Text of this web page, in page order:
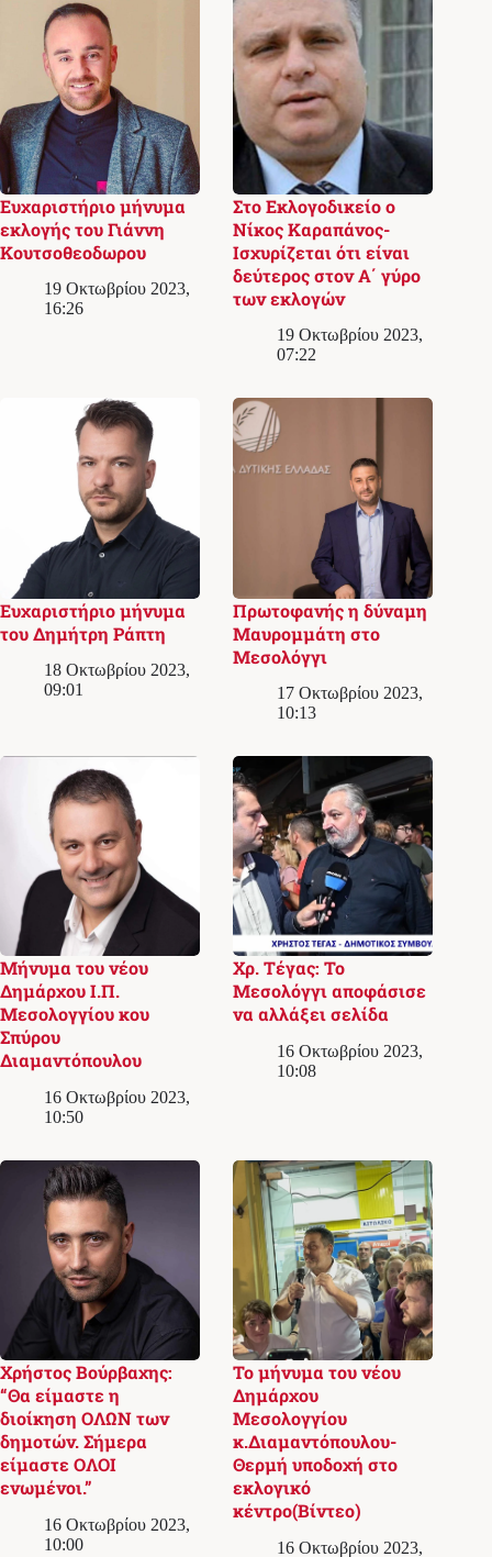
Ευχαριστήριο μήνυμα
εκλογής του Γιάννη
Κουτσοθεοδωρου
19 Οκτωβρίου 2023,
16:26
Στο Εκλογoδικείο ο
Νίκος Καραπάνος-
Ισχυρίζεται ότι είναι
δεύτερος στον Α΄ γύρο
των εκλογών
19 Οκτωβρίου 2023,
07:22
Ευχαριστήριο μήνυμα
του Δημήτρη Ράπτη
18 Οκτωβρίου 2023,
09:01
Πρωτοφανής η δύναμη
Μαυρομμάτη στο
Μεσολόγγι
17 Οκτωβρίου 2023,
10:13
Μήνυμα του νέου
Δημάρχου Ι.Π.
Μεσολογγίου κου
Σπύρου
Διαμαντόπουλου
16 Οκτωβρίου 2023,
10:50
Χρ. Τέγας: Το
Μεσολόγγι αποφάσισε
να αλλάξει σελίδα
16 Οκτωβρίου 2023,
10:08
Χρήστος Βούρβαχης:
“Θα είμαστε η
διοίκηση ΟΛΩΝ των
δημοτών. Σήμερα
είμαστε ΟΛΟΙ
ενωμένοι.”
16 Οκτωβρίου 2023,
10:00
Το μήνυμα του νέου
Δημάρχου
Μεσολογγίου
κ.Διαμαντόπουλου-
Θερμή υποδοχή στο
εκλογικό
κέντρο(Βίντεο)
16 Οκτωβρίου 2023,